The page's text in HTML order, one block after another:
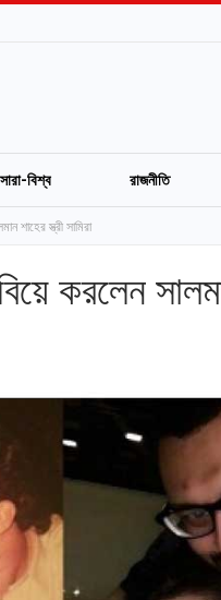
সারা-বিশ্ব রাজনীতি
শাহের স্ত্রী সামিরা
করলেন